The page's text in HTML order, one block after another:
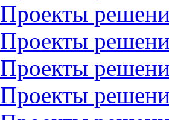
Проекты
Проекты
Проекты
Проекты